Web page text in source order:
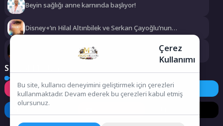
Beyin sağlığı anne karnında başlıyor!
Disney+’ın Hilal Altınbilek ve Serkan Çayoğlu’nun
Başrollerinde Yer Aldığı “Öngörü” Filminin Teaser Afişleri ve
Merak Uyandıran İlk Tanıtımı Yayımlandı
Macera, doğa ve keşif aynı rotada buluştu
Sosyal Medya
Instagram Facebook Twitter
Çerez
Kullanımı
Bu site, kullanıcı deneyimini geliştirmek için çerezleri
kullanmaktadır. Devam ederek bu çerezleri kabul etmiş
olursunuz.